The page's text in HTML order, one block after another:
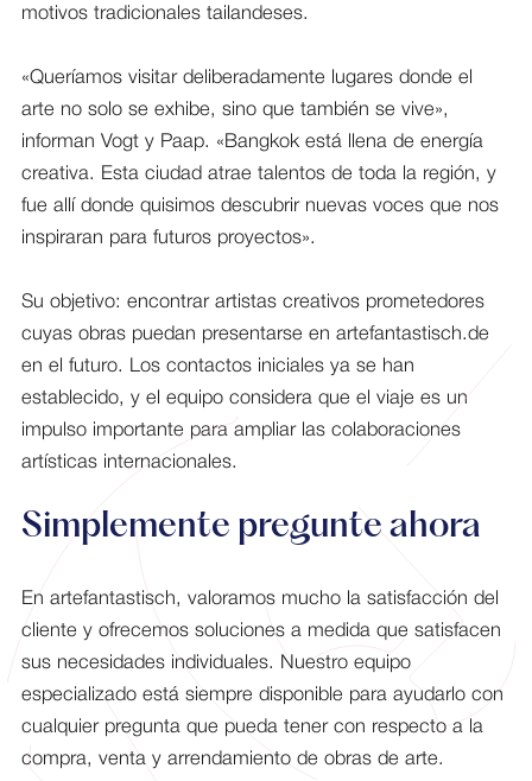
motivos tradicionales tailandeses.
«Queríamos visitar deliberadamente lugares donde el
arte no solo se exhibe, sino que también se vive»,
informan Vogt y Paap. «Bangkok está llena de energía
creativa. Esta ciudad atrae talentos de toda la región, y
fue allí donde quisimos descubrir nuevas voces que nos
inspiraran para futuros proyectos».
Su objetivo: encontrar artistas creativos prometedores
cuyas obras puedan presentarse en artefantastisch.de
en el futuro. Los contactos iniciales ya se han
establecido, y el equipo considera que el viaje es un
impulso importante para ampliar las colaboraciones
artísticas internacionales.
Simplemente pregunte ahora
En artefantastisch, valoramos mucho la satisfacción del
cliente y ofrecemos soluciones a medida que satisfacen
sus necesidades individuales. Nuestro equipo
especializado está siempre disponible para ayudarlo con
cualquier pregunta que pueda tener con respecto a la
compra, venta y arrendamiento de obras de arte.